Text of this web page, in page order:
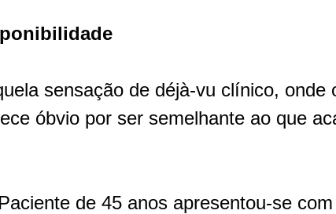
sensação de déjà-vu clínico, onde
óbvio por ser semelhante ao que
Paciente de 45 anos apresentou-se com